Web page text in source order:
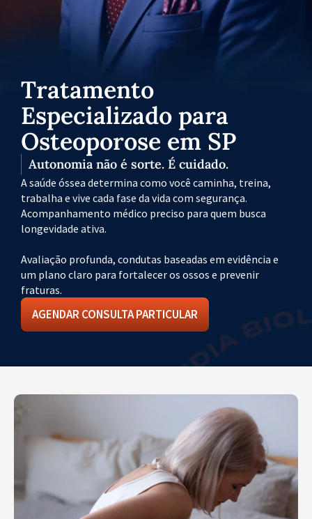
Tratamento
Especializado para
Osteoporose em SP
Autonomia não é sorte. É cuidado.
A saúde óssea determina como você caminha, treina,
trabalha e vive cada fase da vida com segurança.
Acompanhamento médico preciso para quem busca
longevidade ativa.
Avaliação profunda, condutas baseadas em evidência e
um plano claro para fortalecer os ossos e prevenir
fraturas.
AGENDAR CONSULTA PARTICULAR